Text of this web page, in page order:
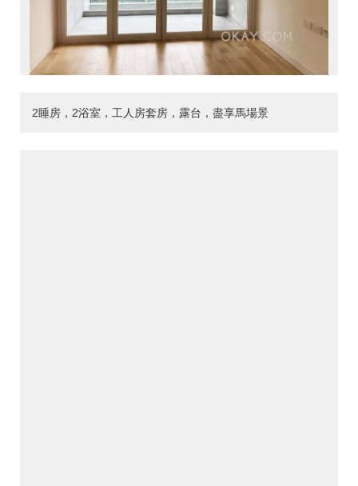
2睡房，2浴室，工人房套房，露台，盡享馬場景